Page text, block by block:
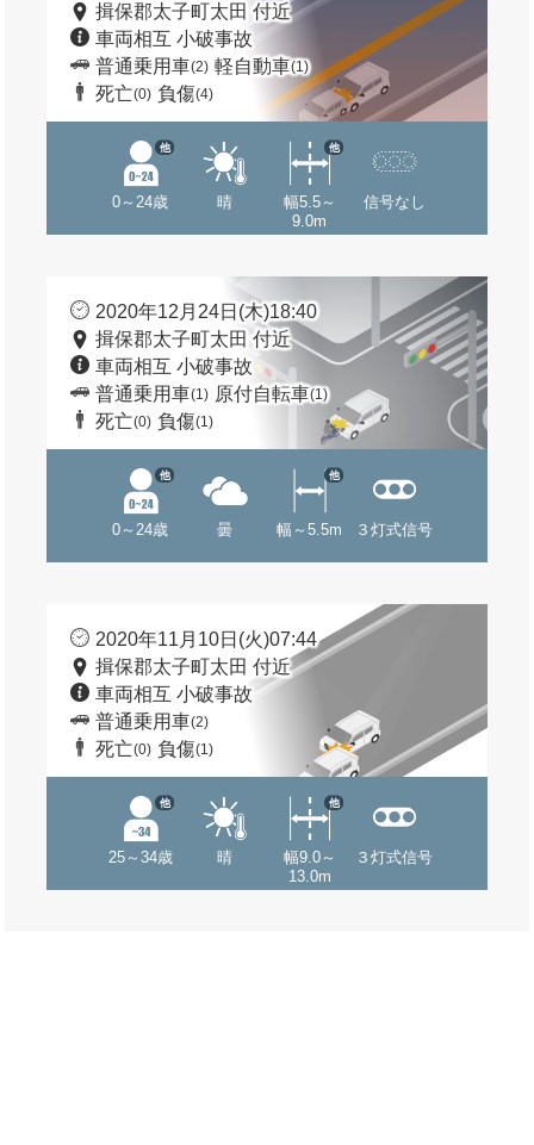
揖保郡太子町太田 付近
車両相互 小破事故
普通乗用車(2) 軽自動車(1)
死亡(0) 負傷(4)
0～24歳
他
晴
幅5.5～
9.0m
他
信号なし
2020年12月24日(木)18:40
揖保郡太子町太田 付近
車両相互 小破事故
普通乗用車(1) 原付自転車(1)
死亡(0) 負傷(1)
0～24歳
他
曇 幅～5.5m
他
３灯式信号
2020年11月10日(火)07:44
揖保郡太子町太田 付近
車両相互 小破事故
普通乗用車(2)
死亡(0) 負傷(1)
25～34歳
他
晴
幅9.0～
13.0m
他
３灯式信号